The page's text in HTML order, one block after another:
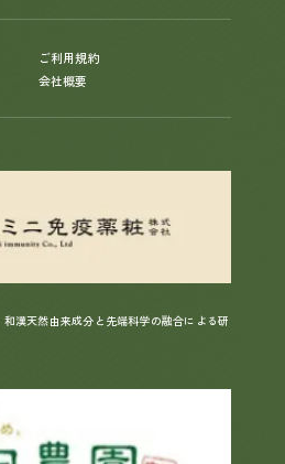
ご利用規約
会社概要
漢天然由来成分と先端科学の融合による研